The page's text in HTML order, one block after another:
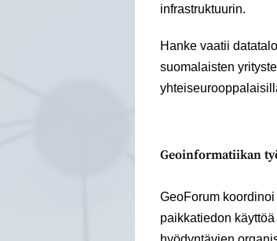
infrastruktuurin.
Hanke vaatii
suomalaisten
Geoinformatiikan
GeoForum
paikkatiedon